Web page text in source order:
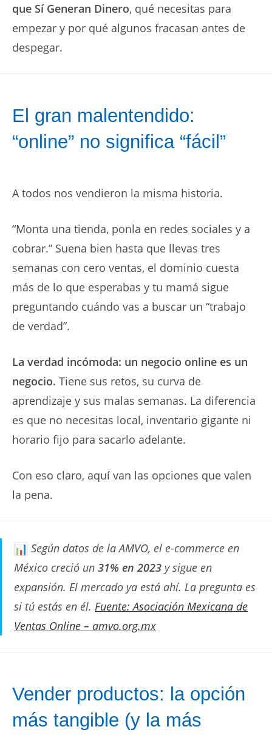
que Sí Generan Dinero, qué necesitas para
empezar y por qué algunos fracasan antes de
despegar.
El gran malentendido:
“online” no significa “fácil”
A todos nos vendieron la misma historia.
“Monta una tienda, ponla en redes sociales y a
cobrar.” Suena bien hasta que llevas tres
semanas con cero ventas, el dominio cuesta
más de lo que esperabas y tu mamá sigue
preguntando cuándo vas a buscar un “trabajo
de verdad”.
La verdad incómoda: un negocio online es un
negocio. Tiene sus retos, su curva de
aprendizaje y sus malas semanas. La diferencia
es que no necesitas local, inventario gigante ni
horario fijo para sacarlo adelante.
Con eso claro, aquí van las opciones que valen
la pena.
Según datos de la AMVO, el e-commerce en
México creció un 31% en 2023 y sigue en
expansión. El mercado ya está ahí. La pregunta es
si tú estás en él. Fuente: Asociación Mexicana de
Ventas Online – amvo.org.mx
Vender productos: la opción
más tangible (y la más